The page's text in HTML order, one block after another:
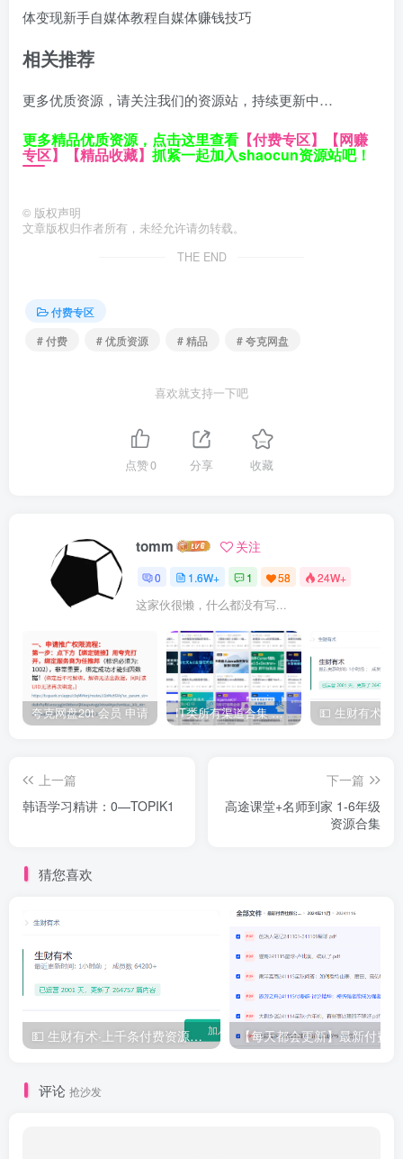
体变现新手自媒体教程自媒体赚钱技巧
相关推荐
更多优质资源，请关注我们的资源站，持续更新中…
更多精品优质资源，点击这里查看 【付费专区】 【网赚
专区】 【精品收藏】 抓紧一起加入shaocun资源站吧！
© 版权声明
文章版权归作者所有，未经允许请勿转载。
THE END
付费专区
# 付费
# 优质资源 # 精品 # 夸克网盘
喜欢就支持一下吧
点赞0 分享 收藏
tomm 关注
0 1.6W+ 1 58 24W+
这家伙很懒，什么都没有写...
夸克网盘20t 会员 申请 IT类所有渠道合集 持续日更，目前近四千多条资源 年费用户微信私信获取权限
上一篇
韩语学习精讲：0—TOPIK1
下一篇
高途课堂+名师到家 1-6年级
资源合集
猜您喜欢
💵 生财有术·上千条付费资源合集（最新）
评论 抢沙发